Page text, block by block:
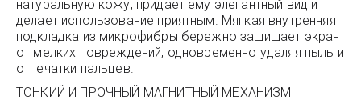
натуральную кожу, придает ему элегантный вид и
делает использование приятным. Мягкая внутренняя
подкладка из микрофибры бережно защищает экран
от мелких повреждений, одновременно удаляя пыль и
отпечатки пальцев.
ТОНКИЙ И ПРОЧНЫЙ МАГНИТНЫЙ МЕХАНИЗМ